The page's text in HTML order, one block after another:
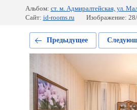
Альбом: ст. м. Адмиралтейская, ул.
Сайт: id-rooms.ru Изображение:
Предыдущее